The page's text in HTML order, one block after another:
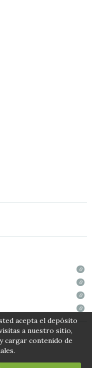
0
0
0
0
acepta el depósito
a nuestro sitio,
cargar contenido de